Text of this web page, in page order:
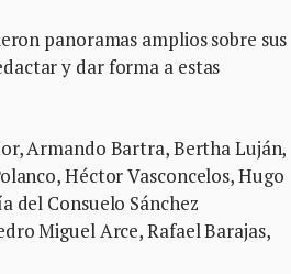
panoramas amplios sobre sus
y dar forma a estas
Armando Bartra, Bertha Luján,
Héctor Vasconcelos, Hugo
del Consuelo Sánchez
Miguel Arce, Rafael Barajas,